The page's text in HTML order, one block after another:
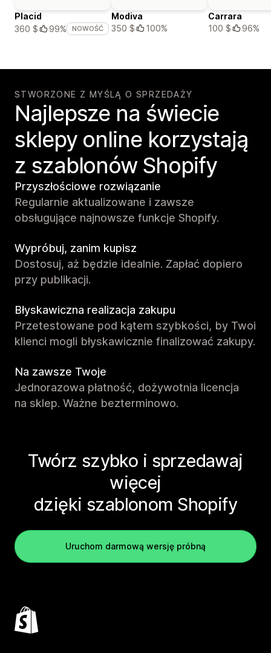
Placid
360 $
99% NOWOŚĆ
Modiva
350 $
100%
Carrara
100 $
96%
STWORZONE Z MYŚLĄ O SPRZEDAŻY
Najlepsze na świecie
sklepy online korzystają
z szablonów Shopify
Przyszłościowe rozwiązanie
Regularnie aktualizowane i zawsze
obsługujące najnowsze funkcje Shopify.
Wypróbuj, zanim kupisz
Dostosuj, aż będzie idealnie. Zapłać dopiero
przy publikacji.
Błyskawiczna realizacja zakupu
Przetestowane pod kątem szybkości, by Twoi
klienci mogli błyskawicznie finalizować zakupy.
Na zawsze Twoje
Jednorazowa płatność, dożywotnia licencja
na sklep. Ważne bezterminowo.
Twórz szybko i sprzedawaj
więcej
dzięki szablonom Shopify
Uruchom darmową wersję próbną